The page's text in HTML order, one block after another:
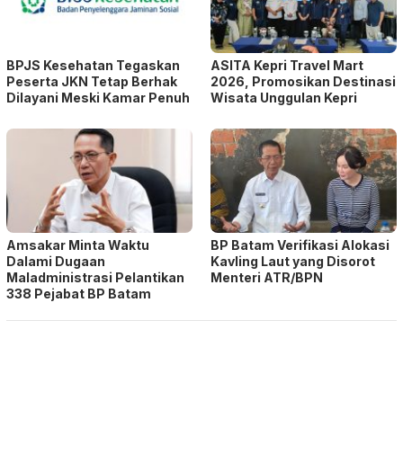
BPJS Kesehatan Tegaskan
Peserta JKN Tetap Berhak
Dilayani Meski Kamar Penuh
ASITA Kepri Travel Mart
2026, Promosikan Destinasi
Wisata Unggulan Kepri
Amsakar Minta Waktu
Dalami Dugaan
Maladministrasi Pelantikan
338 Pejabat BP Batam
BP Batam Verifikasi Alokasi
Kavling Laut yang Disorot
Menteri ATR/BPN